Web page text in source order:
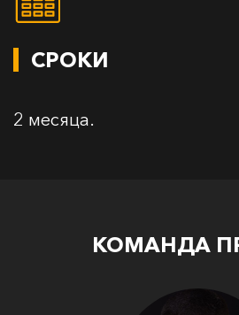
СРОКИ
2 месяца.
КОМАНДА